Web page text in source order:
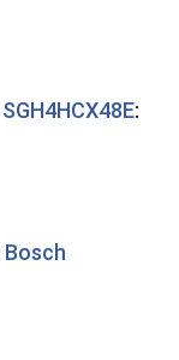
SGH4HCX48E:
Bosch